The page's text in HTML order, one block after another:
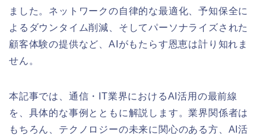
ました。ネットワークの自律的な最適化、予知保全に
よるダウンタイム削減、そしてパーソナライズされた
顧客体験の提供など、AIがもたらす恩恵は計り知れま
せん。
本記事では、通信・IT業界におけるAI活用の最前線
を、具体的な事例とともに解説します。業界関係者は
もちろん、テクノロジーの未来に関心のある方、AI活